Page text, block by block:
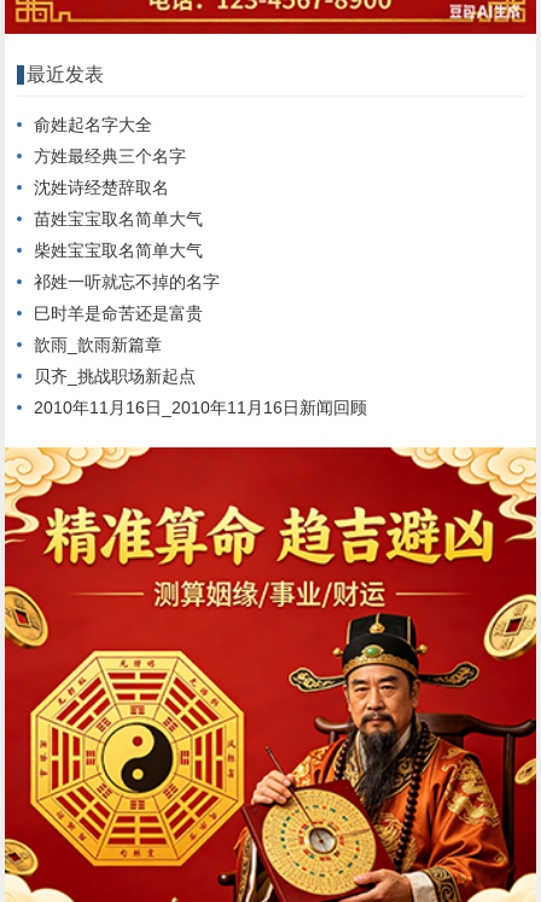
最近发表
俞姓起名字大全
方姓最经典三个名字
沈姓诗经楚辞取名
苗姓宝宝取名简单大气
柴姓宝宝取名简单大气
祁姓一听就忘不掉的名字
巳时羊是命苦还是富贵
歆雨_歆雨新篇章
贝齐_挑战职场新起点
2010年11月16日_2010年11月16日新闻回顾